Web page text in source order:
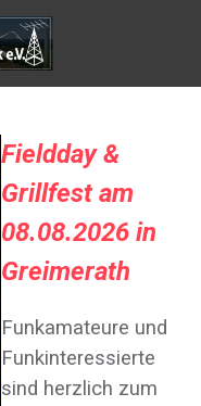
Fieldday &
Grillfest am
08.08.2026 in
Greimerath
Funkamateure und
Funkinteressierte
sind herzlich zum